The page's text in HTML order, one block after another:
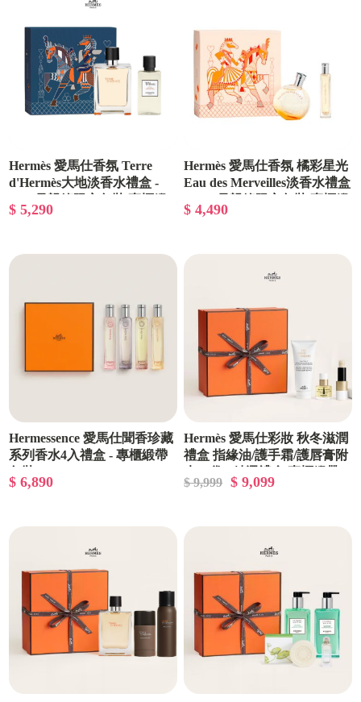
Hermès 愛馬仕香氛 Terre
d'Hermès大地淡香水禮盒 -
帶包裝
$ 5,290
Hermès 愛馬仕香氛 橘彩星光
Eau des Merveilles淡香水禮盒
帶包裝
$ 4,490
Hermessence 愛馬仕聞香珍藏
系列香水4入禮盒 - 專櫃緞帶
$ 6,890
Hermès 愛馬仕彩妝 秋冬滋潤
禮盒 指緣油/護手霜/護唇膏附
包裝
$ 9,999 $ 9,099